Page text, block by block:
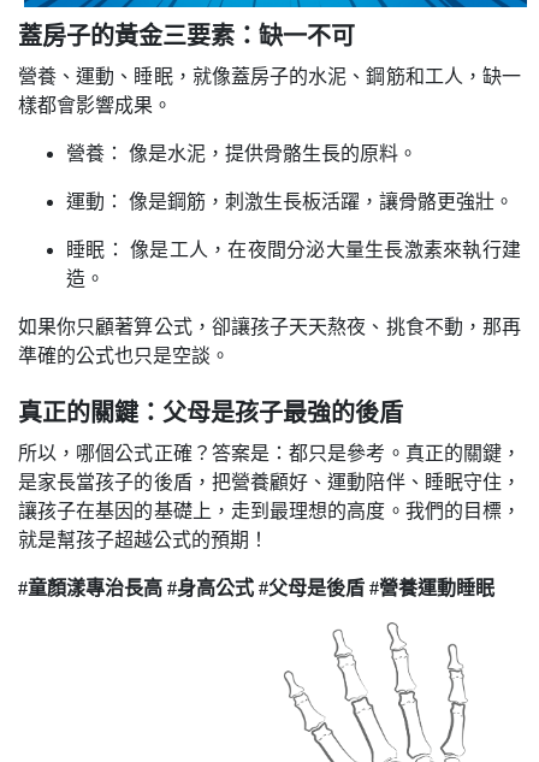
蓋房子的黃金三要素：缺一不可
營養、運動、睡眠，就像蓋房子的水泥、鋼筋和工人，缺一
樣都會影響成果。
營養： 像是水泥，提供骨骼生長的原料。
運動： 像是鋼筋，刺激生長板活躍，讓骨骼更強壯。
睡眠： 像是工人，在夜間分泌大量生長激素來執行建
造。
如果你只顧著算公式，卻讓孩子天天熬夜、挑食不動，那再
準確的公式也只是空談。
真正的關鍵：父母是孩子最強的後盾
所以，哪個公式正確？答案是：都只是參考。 真正的關鍵，
是家長當孩子的後盾，把營養顧好、運動陪伴、睡眠守住，
讓孩子在基因的基礎上，走到最理想的高度。 我們的目標，
就是幫孩子超越公式的預期！
#童顏漾專治長高 #身高公式 #父母是後盾 #營養運動睡眠